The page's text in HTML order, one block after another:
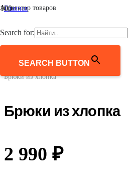
Агрегатор товаров
Search for:
SEARCH BUTTON
Главная
/
Брюки
Брюки из хлопка
Брюки из хлопка
2 990 ₽